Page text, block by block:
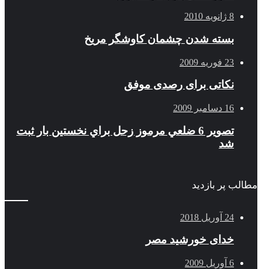
8 ژانویه 2010
بسته شدن چشمان کاوشگر مريخ
23 فوریه 2009
نکاتی برای رصدی موفق
16 دسامبر 2009
تصوير 6 ضلعي مرموز زحل براي نخستين بار ثبت
شد
مطالب پر بازدید
24 آوریل 2018
خدای خورشید مصر
6 آوریل 2009